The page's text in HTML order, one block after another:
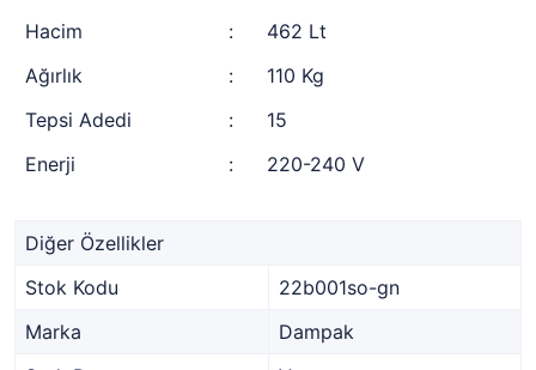
Hacim
:
462 Lt
Ağırlık
:
110 Kg
Tepsi Adedi
:
15
Enerji
: 220-240 V
Diğer Özellikler
Stok Kodu
22b001so-gn
Marka
Dampak